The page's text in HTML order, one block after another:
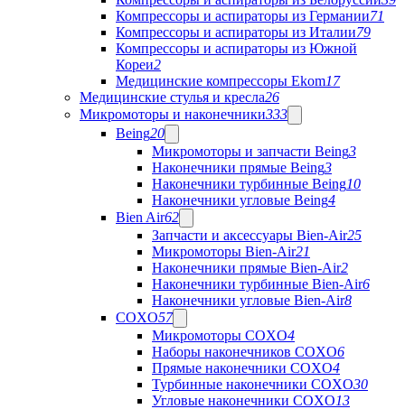
Компрессоры и аспираторы из Германии71
Компрессоры и аспираторы из Италии79
Компрессоры и аспираторы из Южной
Кореи2
Медицинские компрессоры Ekom17
Медицинские стулья и кресла26
Микромоторы и наконечники333
Being20
Микромоторы и запчасти Being3
Наконечники прямые Being3
Наконечники турбинные Being10
Наконечники угловые Being4
Bien Air62
Запчасти и аксессуары Bien-Air25
Микромоторы Bien-Air21
Наконечники прямые Bien-Air2
Наконечники турбинные Bien-Air6
Наконечники угловые Bien-Air8
COXO57
Микромоторы COXO4
Наборы наконечников COXO6
Прямые наконечники COXO4
Турбинные наконечники COXO30
Угловые наконечники COXO13